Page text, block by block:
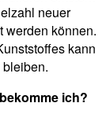
neuer
werden können.
kann
ich?